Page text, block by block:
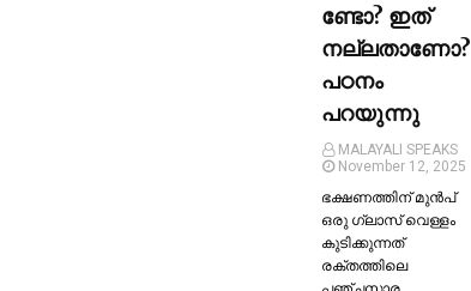
ണ്ടോ? ഇത്
നല്ലതാണോ?
പഠനം
പറയുന്നു
MALAYALI SPEAKS
November 12, 2025
ഭക്ഷണത്തിന് മുന്‍പ്
ഒരു ഗ്ലാസ് വെള്ളം
കുടിക്കുന്നത്
രക്തത്തിലെ